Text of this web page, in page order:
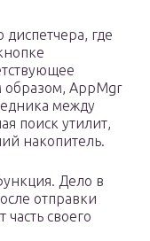
диспетчера, где
образом, AppMgr
между
поиск утилит,
накопитель.
Дело в
отправки
своего